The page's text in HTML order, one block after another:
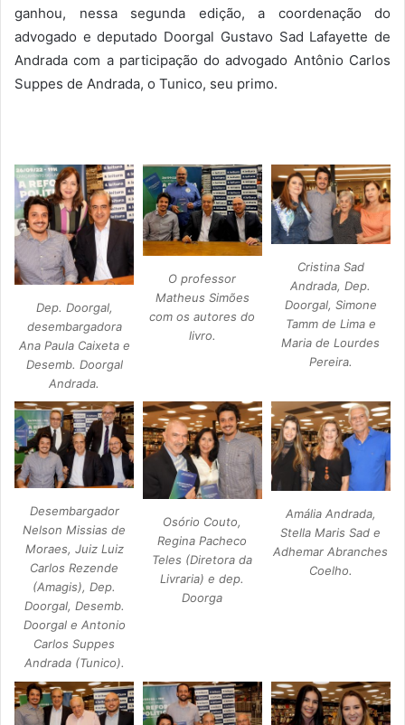
ganhou, nessa segunda edição, a coordenação do
advogado e deputado Doorgal Gustavo Sad Lafayette de
Andrada com a participação do advogado Antônio Carlos
Suppes de Andrada, o Tunico, seu primo.
Dep. Doorgal,
desembargadora
Ana Paula Caixeta e
Desemb. Doorgal
Andrada.
O professor
Matheus Simões
com os autores do
livro.
Cristina Sad
Andrada, Dep.
Doorgal, Simone
Tamm de Lima e
Maria de Lourdes
Pereira.
Desembargador
Nelson Missias de
Moraes, Juiz Luiz
Carlos Rezende
(Amagis), Dep.
Doorgal, Desemb.
Doorgal e Antonio
Carlos Suppes
Andrada (Tunico).
Osório Couto,
Regina Pacheco
Teles (Diretora da
Livraria) e dep.
Doorga
Amália Andrada,
Stella Maris Sad e
Adhemar Abranches
Coelho.